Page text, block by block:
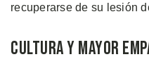
recuperarse de su lesión
Cultura y Mayor